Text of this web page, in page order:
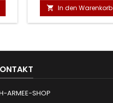
 In den Warenkorb
ARMEE-SHOP